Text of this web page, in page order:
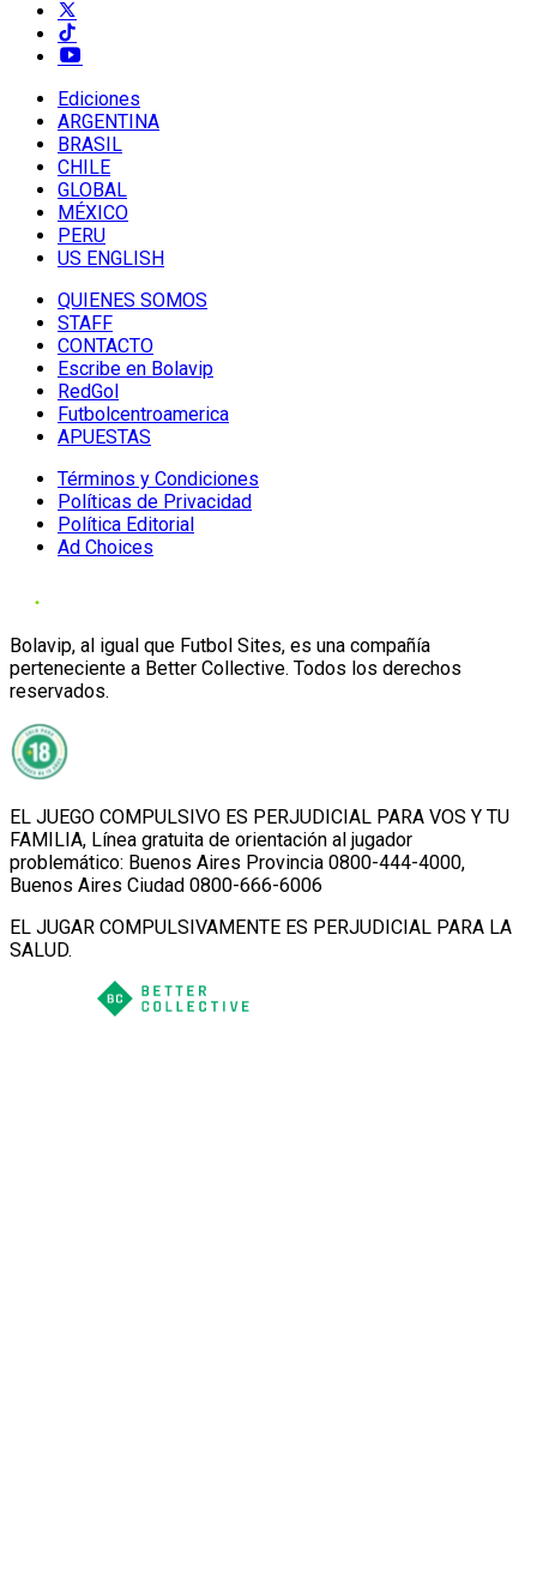
Ediciones
ARGENTINA
BRASIL
CHILE
GLOBAL
MÉXICO
PERU
US ENGLISH
QUIENES SOMOS
STAFF
CONTACTO
Escribe en Bolavip
RedGol
Futbolcentroamerica
APUESTAS
Términos y Condiciones
Políticas de Privacidad
Política Editorial
Ad Choices
Bolavip, al igual que Futbol Sites, es una compañía
perteneciente a Better Collective. Todos los derechos
reservados.
EL JUEGO COMPULSIVO ES PERJUDICIAL PARA VOS Y TU
FAMILIA, Línea gratuita de orientación al jugador
problemático: Buenos Aires Provincia 0800-444-4000,
Buenos Aires Ciudad 0800-666-6006
EL JUGAR COMPULSIVAMENTE ES PERJUDICIAL PARA LA
SALUD.